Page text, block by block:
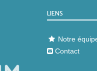
LIENS
Notre
Contact